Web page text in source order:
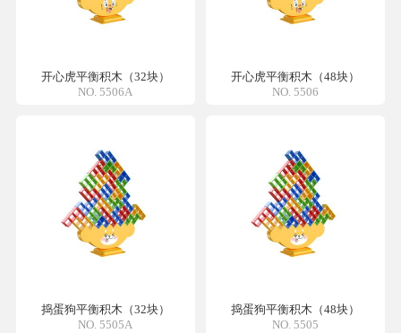
开心虎平衡积木（32块）
NO. 5506A
开心虎平衡积木（48块）
NO. 5506
捣蛋狗平衡积木（32块）
NO. 5505A
捣蛋狗平衡积木（48块）
NO. 5505